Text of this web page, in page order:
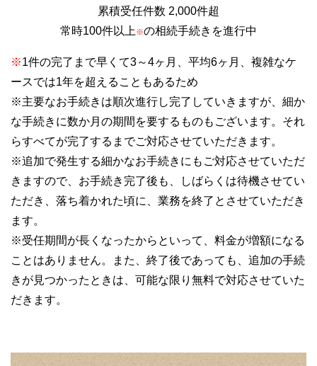
累積受任件数 2,000件超
常時100件以上 ※の相続手続きを進行中
※1件の完了まで早くて3～4ヶ月、平均6ヶ月、複雑なケ
ースでは1年を超えることもあるため
※主要なお手続きは順次進行し完了していきますが、細か
な手続きに数か月の期間を要するものもございます。それ
らすべてが完了するまでご対応させていただきます。
※追加で発生する細かなお手続きにもご対応させていただ
きますので、お手続き完了後も、しばらくは待機させてい
ただき、落ち着かれた頃に、業務を終了とさせていただき
ます。
※受任期間が長くなったからといって、料金が増額になる
ことはありません。また、終了後であっても、追加の手続
きが見つかったときは、可能な限り無料で対応させていた
だきます。